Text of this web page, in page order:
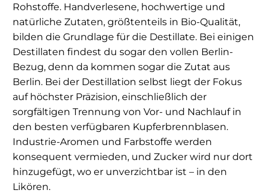
Rohstoffe. Handverlesene, hochwertige und
natürliche Zutaten, größtenteils in Bio-Qualität,
bilden die Grundlage für die Destillate. Bei einigen
Destillaten findest du sogar den vollen Berlin-
Bezug, denn da kommen sogar die Zutat aus
Berlin. Bei der Destillation selbst liegt der Fokus
auf höchster Präzision, einschließlich der
sorgfältigen Trennung von Vor- und Nachlauf in
den besten verfügbaren Kupferbrennblasen.
Industrie-Aromen und Farbstoffe werden
konsequent vermieden, und Zucker wird nur dort
hinzugefügt, wo er unverzichtbar ist – in den
Likören.